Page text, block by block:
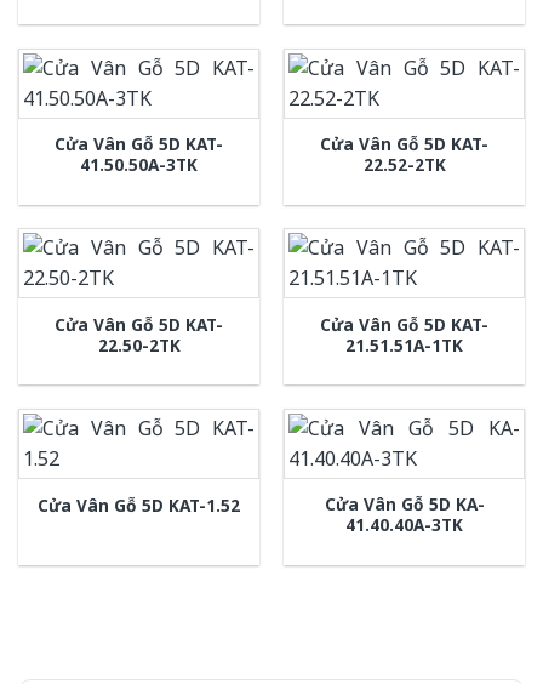
Cửa Vân Gỗ 5D KAT-
41.50.50A-3TK
Cửa Vân Gỗ 5D KAT-
22.52-2TK
Cửa Vân Gỗ 5D KAT-
22.50-2TK
Cửa Vân Gỗ 5D KAT-
21.51.51A-1TK
Cửa Vân Gỗ 5D KAT-1.52
Cửa Vân Gỗ 5D KA-
41.40.40A-3TK